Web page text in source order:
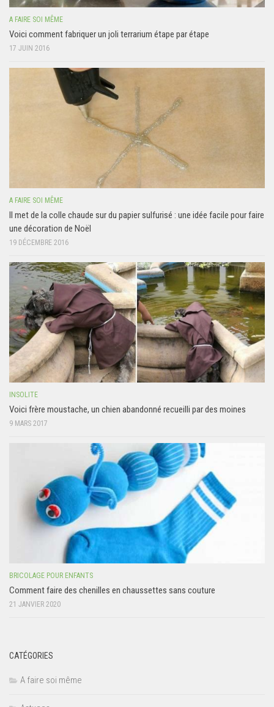
A FAIRE SOI MÊME
Voici comment fabriquer un joli terrarium étape par étape
17 JUIN 2016
A FAIRE SOI MÊME
Il met de la colle chaude sur du papier sulfurisé : une idée facile pour faire
une décoration de Noël
19 DÉCEMBRE 2016
INSOLITE
Voici frère moustache, un chien abandonné recueilli par des moines
9 MARS 2017
BRICOLAGE POUR ENFANTS
Comment faire des chenilles en chaussettes sans couture
21 JANVIER 2020
CATÉGORIES
A faire soi même